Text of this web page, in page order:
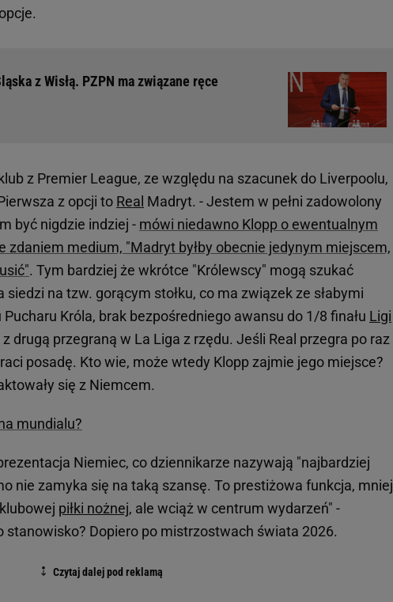
z Wisłą. PZPN ma związane ręce
z Premier League, ze względu na szacunek do Liverpoolu,
z opcji to Real Madryt. - Jestem w pełni zadowolony
być nigdzie indziej - mówi niedawno Klopp o ewentualnym
zdaniem medium, "Madryt byłby obecnie jedynym miejscem,
. Tym bardziej że wkrótce "Królewscy" mogą szukać
na tzw. gorącym stołku, co ma związek ze słabymi
Króla, brak bezpośredniego awansu do 1/8 finału Ligi
drugą przegraną w La Liga z rzędu. Jeśli Real przegra po raz
posadę. Kto wie, może wtedy Klopp zajmie jego miejsce?
się z Niemcem.
mundialu?
Niemiec, co dziennikarze nazywają "najbardziej
nie zamyka się na taką szansę. To prestiżowa funkcja, mniej
piłki nożnej, ale wciąż w centrum wydarzeń" -
stanowisko? Dopiero po mistrzostwach świata 2026.